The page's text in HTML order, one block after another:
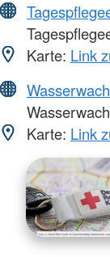
Karte: Link
Karte: Link